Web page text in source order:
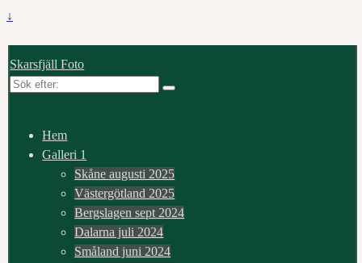
↓
Skarsfjäll Foto
Sök
Hem
Galleri 1
Skåne augusti 2025
Västergötland 2025
Bergslagen sept 2024
Dalarna juli 2024
Småland juni 2024